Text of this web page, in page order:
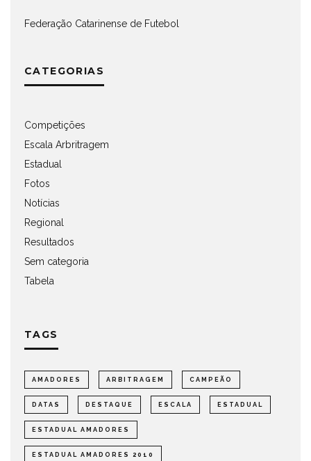
Federação Catarinense de Futebol
CATEGORIAS
Competições
Escala Arbritragem
Estadual
Fotos
Notícias
Regional
Resultados
Sem categoria
Tabela
TAGS
AMADORES ARBITRAGEM CAMPEÃO
DATAS DESTAQUE ESCALA ESTADUAL
ESTADUAL AMADORES
ESTADUAL AMADORES 2010